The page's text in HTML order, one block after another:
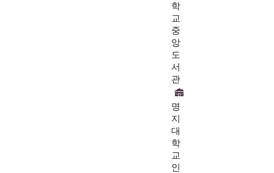
학
교
중
앙
도
서
관
명
지
대
학
교
인